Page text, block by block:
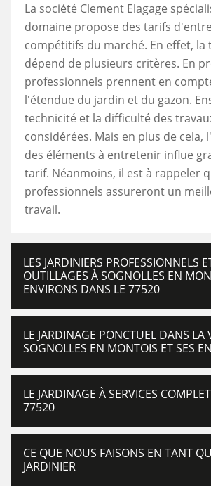
La société Clement Elagage
domaine propose des tarifs
compétitifs du marché. En effet, la
dépend de plusieurs critères. En
professionnels prennent en
l'étendue du jardin et du gazon.
technicité et la difficulté des
considérées. Mais en plus de cela,
des éléments à entretenir influe
tarif. Néanmoins, il est à rappeler
professionnels assureront un
travail.
LES JARDINIERS PROFESSIONNELS
OUTILLAGES À SOGNOLLES EN
ENVIRONS DANS LE 77520
LE JARDINAGE PONCTUEL DANS LA
SOGNOLLES EN MONTOIS ET SES
LE JARDINAGE À SERVICES
77520
CE QUE NOUS FAISONS EN TANT
JARDINIER